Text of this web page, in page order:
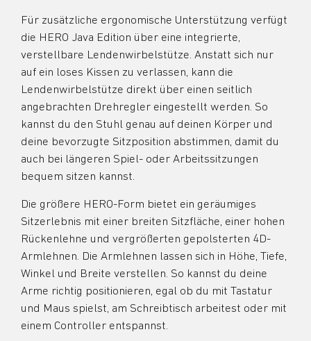
Für zusätzliche ergonomische Unterstützung verfügt
die HERO Java Edition über eine integrierte,
verstellbare Lendenwirbelstütze. Anstatt sich nur
auf ein loses Kissen zu verlassen, kann die
Lendenwirbelstütze direkt über einen seitlich
angebrachten Drehregler eingestellt werden. So
kannst du den Stuhl genau auf deinen Körper und
deine bevorzugte Sitzposition abstimmen, damit du
auch bei längeren Spiel- oder Arbeitssitzungen
bequem sitzen kannst.
Die größere HERO-Form bietet ein geräumiges
Sitzerlebnis mit einer breiten Sitzfläche, einer hohen
Rückenlehne und vergrößerten gepolsterten 4D-
Armlehnen. Die Armlehnen lassen sich in Höhe, Tiefe,
Winkel und Breite verstellen. So kannst du deine
Arme richtig positionieren, egal ob du mit Tastatur
und Maus spielst, am Schreibtisch arbeitest oder mit
einem Controller entspannst.